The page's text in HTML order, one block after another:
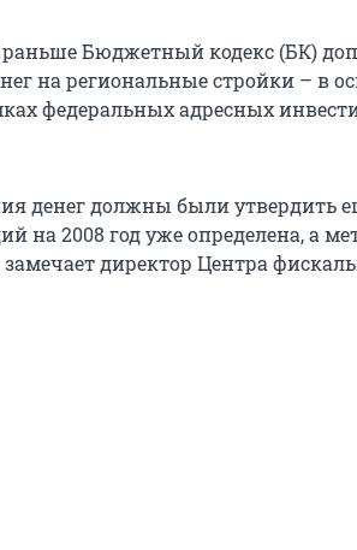
Бюджетный кодекс (БК)
на региональные стройки – в
федеральных адресных
денег должны были утвердить
на 2008 год уже определена, а
директор Центра